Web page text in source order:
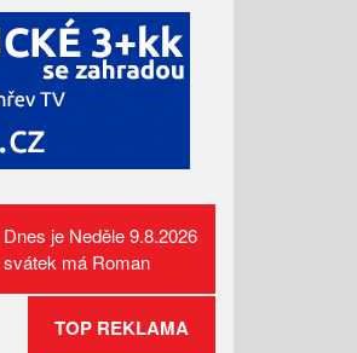
Dnes je Neděle 9.8.2026
svátek má Roman
TOP REKLAMA